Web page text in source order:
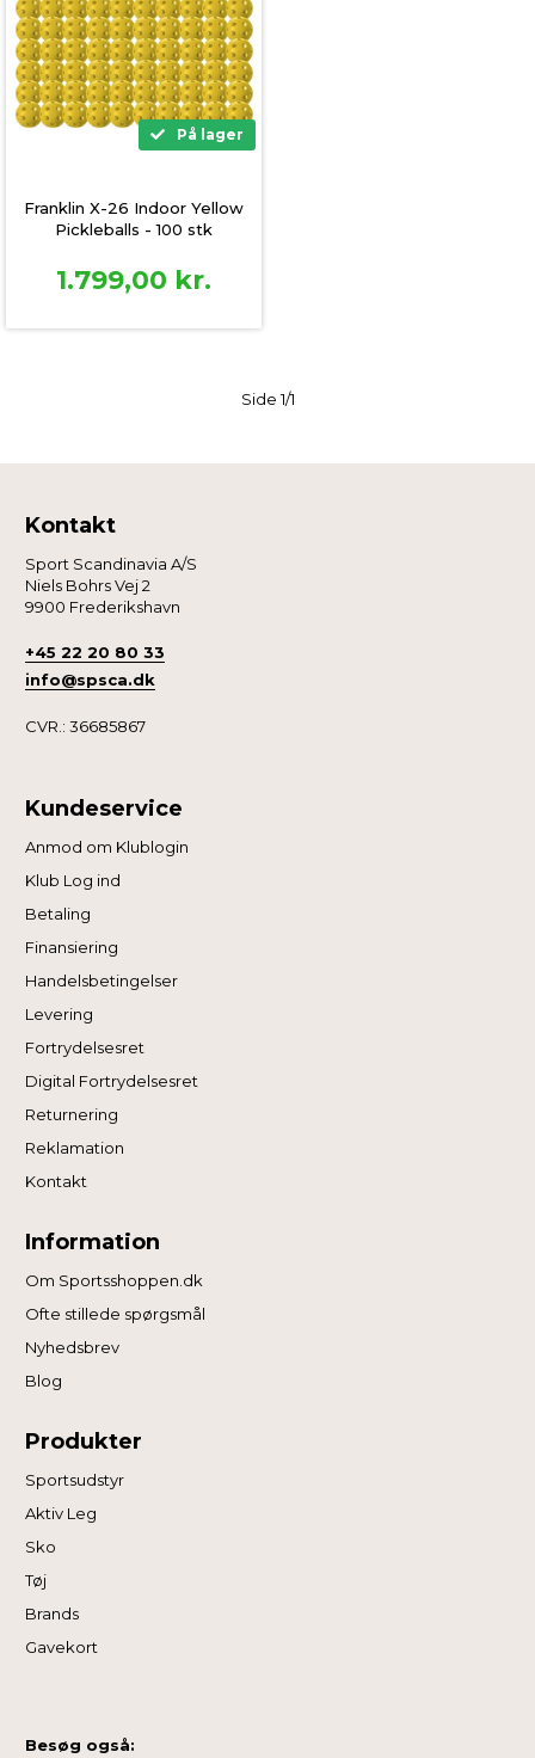
På lager
Franklin X-26 Indoor Yellow
Pickleballs - 100 stk
1.799,00 kr.
Side 1/1
Kontakt
Sport Scandinavia A/S
Niels Bohrs Vej 2
9900 Frederikshavn
+45 22 20 80 33
info@spsca.dk
CVR.: 36685867
Kundeservice
Anmod om Klublogin
Klub Log ind
Betaling
Finansiering
Handelsbetingelser
Levering
Fortrydelsesret
Digital Fortrydelsesret
Returnering
Reklamation
Kontakt
Information
Om Sportsshoppen.dk
Ofte stillede spørgsmål
Nyhedsbrev
Blog
Produkter
Sportsudstyr
Aktiv Leg
Sko
Tøj
Brands
Gavekort
Besøg også: